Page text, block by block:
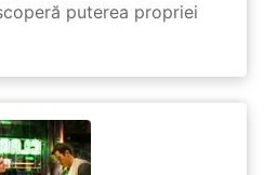
puterea propriei